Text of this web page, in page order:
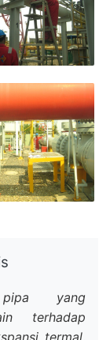
yang
terhadap